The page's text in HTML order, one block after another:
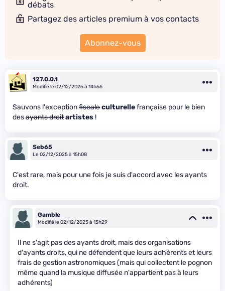
débats
Partagez des articles premium à vos contacts
Abonnez-vous
127.0.0.1
Modifié le 02/12/2025 à 14h56
Sauvons l'exceptionfiscaleculturellefrançaise pour le bien
desayants droitartistes !
Seb65
Le 02/12/2025 à 15h08
C'est rare, mais pour une fois je suis d'accord avec les ayants
droit.
Gamble
Modifié le 02/12/2025 à 15h29
Il ne s'agit pas des ayants droit, mais des organisations
d'ayants droits, qui ne défendent que leurs adhérents et leurs
frais de gestion astronomiques (mais qui collectent le pognon
même quand la musique diffusée n'appartient pas à leurs
adhérents)